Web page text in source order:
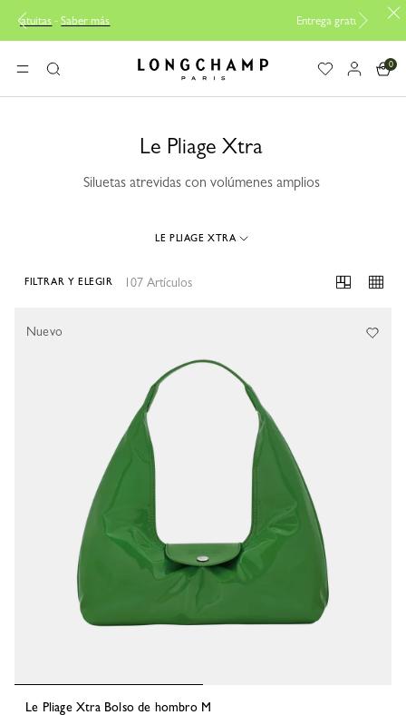
Entrega gratuita desde 100€
MENÚBuscar Longchamp - Home
0
Le Pliage Xtra
Siluetas atrevidas con volúmenes amplios
LE PLIAGE XTRA
107 Artículos
FILTRAR Y ELEGIR
Le Pliage Xtra Bolso de hombro M
Nuevo